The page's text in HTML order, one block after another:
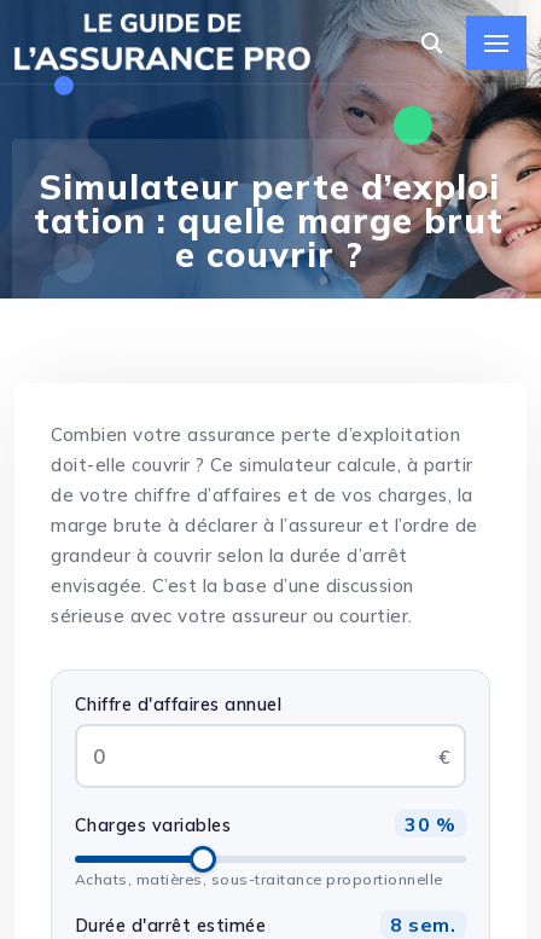
Simulateur perte d’exploi
tation : quelle marge brut
e couvrir ?
Combien votre assurance perte d’exploitation
doit-elle couvrir ? Ce simulateur calcule, à partir
de votre chiffre d’affaires et de vos charges, la
marge brute à déclarer à l’assureur et l’ordre de
grandeur à couvrir selon la durée d’arrêt
envisagée. C’est la base d’une discussion
sérieuse avec votre assureur ou courtier.
Chiffre d'affaires annuel
Charges variables 30 %
Achats, matières, sous-traitance proportionnelle
Durée d'arrêt estimée 8 sem.